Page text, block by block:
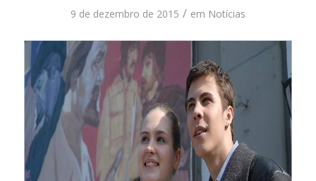
9 de dezembro de 2015 / em Notícias